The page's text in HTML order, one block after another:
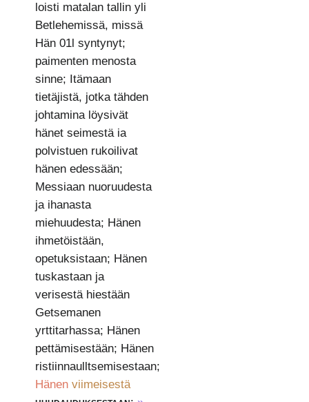
loisti matalan tallin yli
Betlehemissä, missä
Hän 01l syntynyt;
paimenten menosta
sinne; Itämaan
tietäjistä, jotka tähden
johtamina löysivät
hänet seimestä ia
polvistuen rukoilivat
hänen edessään;
Messiaan nuoruudesta
ja ihanasta
miehuudesta; Hänen
ihmetöistään,
opetuksistaan; Hänen
tuskastaan ja
verisestä hiestään
Getsemanen
yrttitarhassa; Hänen
pettämisestään; Hänen
ristiinnaulltsemisestaan;
Hänen viimeisestä